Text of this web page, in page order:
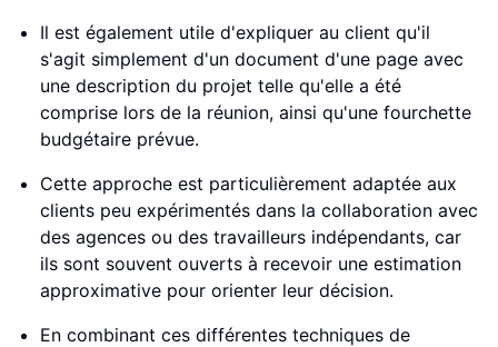
Il est également utile d'expliquer au client qu'il
s'agit simplement d'un document d'une page avec
une description du projet telle qu'elle a été
comprise lors de la réunion, ainsi qu'une fourchette
budgétaire prévue.
Cette approche est particulièrement adaptée aux
clients peu expérimentés dans la collaboration avec
des agences ou des travailleurs indépendants, car
ils sont souvent ouverts à recevoir une estimation
approximative pour orienter leur décision.
En combinant ces différentes techniques de